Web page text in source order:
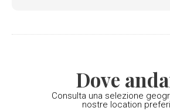
Dove
Consulta una selezione
nostre location